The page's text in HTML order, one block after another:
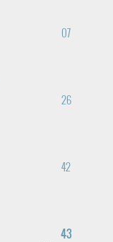
07
26
42
43